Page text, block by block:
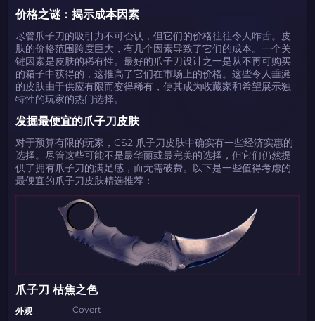
价格之谜：揭示成本因素
尽管爪子刀的吸引力不可否认，但它们的价格往往令人咋舌。皮
肤的价格范围跨度巨大，有几个因素导致了它们的成本。一个关
键因素是皮肤的稀有性。最好的爪子刀设计之一是从不再可购买
的箱子中获得的，这推高了它们在市场上的价格。这些令人垂涎
的皮肤由于供应有限而变得稀有，使其成为收藏家和希望展示独
特性的玩家的热门选择。
发掘最便宜的爪子刀皮肤
对于预算有限的玩家，CS2 爪子刀皮肤中确实有一些经济实惠的
选择。尽管这些可能不是最华丽或最完美的选择，但它们仍然提
供了拥有爪子刀的满足感，而无需破费。以下是一些值得考虑的
最便宜的爪子刀皮肤精选推荐：
爪子刀 枯焦之色
外观
Covert